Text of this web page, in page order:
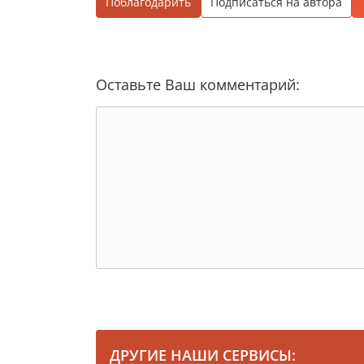
Оставьте Ваш комментарий:
ДРУГИЕ НАШИ СЕРВИСЫ: